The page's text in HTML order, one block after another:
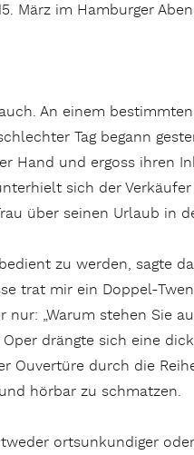
März im Hamburger
An einem
Tag begann
Hand und ergoss ihren
sich der
über seinen Urlaub in
zu werden, sagte
trat mir ein Doppel-
„Warum stehen Sie
drängte sich eine
Ouvertüre durch die
hörbar zu schmatzen.
ortsunkundiger